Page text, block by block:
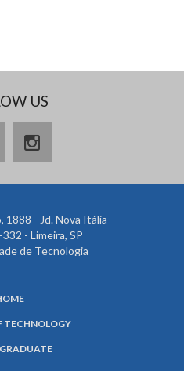
US
1888 - Jd. Nova Itália
- Limeira, SP
de Tecnologia
TECHNOLOGY